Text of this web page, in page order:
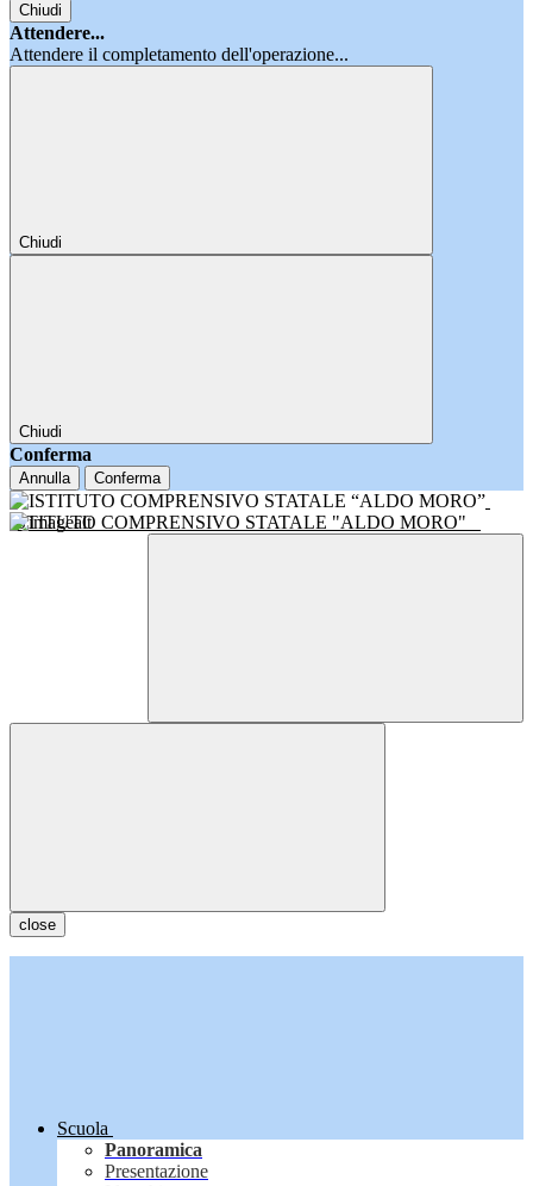
Chiudi
Attendere...
Attendere il completamento dell'operazione...
Chiudi
Chiudi
Conferma
Annulla Conferma
ISTITUTO COMPRENSIVO STATALE "ALDO MORO"
close
Scuola
Panoramica
Presentazione